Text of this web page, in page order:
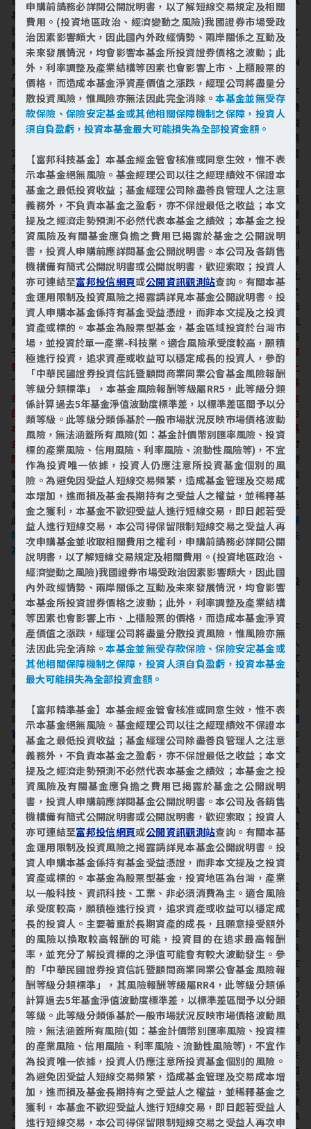
基金不同計價幣別之淨資產價值。為避免因受益人短線交易頻繁，
造成基金管理及交易成本增加，進而損及基金長期持有之受益人之
權益，並稀釋基金之獲利，本子基金不歡迎受益人進行短線交易。
短線交易之規範及處理請詳閱本基金公開說明書。投資遞延手續費N
A類型各計價類別受益權單位及NB類型各計價類別受益權單位者，
其手續費之收取將於買回時支付，且該費用將依持有期間而有所不
同，其餘費用之計收與前收手續費類型完全相同，亦不加計分銷費
用，請參閱本基金公開說明書。本子基金屬指數型基金，以追蹤
「標普500指數」表現為基金投資組合管理之目標，追求投資組合穩
定成長機會，「標普500指數」為美國股市具代表性指數，產業配置
多元分散在科技、金融、醫療、工業及消費等，未聚焦單一產業，
因此參酌「中華民國證券投資信託暨顧問商業同業公會基金風險報
酬等級分類標準」，其風險報酬等級為RR4，此等級分類係計算過
去5年基金淨值波動度標準差，以標準差區間予以分類等級。此等級
分類係基於一般市場狀況反映市場價格波動風險，無法涵蓋所有風
險(如：基金計價幣別匯率風險、投資標的產業風險、信用風險、利
率風險、流動性風險等)，不宜作為投資唯一依據，投資人仍應注意
所投資基金個別的風險。本基金以追蹤標的指數報酬為目標，因此
當標的指數價格波動劇烈時，基金之淨資產價值表現亦將有波動之
風險。此外國內外政經情勢、未來發展或現有法規之變動、標的指
數成分股流動性不足、交易對手之信用風險、利率風險、市場風
險、及標的指數有授權終止或其他必須更換之情事，均可能致生各
子基金報酬偏離標的指數之報酬之情形。基金配息不代表基金實際
報酬，且過去配息不代表未來配息；基金淨值可能因市場因素而上
下波動，於獲配息時須一併注意基金淨值之變動。經理公司依本基
金收益情況，決定應分配之收益金額，且不保證最低配息率。基金
的配息可能由基金的收益、本金或收益平準金中支付。任何涉及由
本金或收益平準金支出的部份，可能導致原始投資金額減損。本基
金進行配息前未先扣除應負擔之相關費用，近12個月內由本金支付
配息之相關資料公告於富邦投信公司網站。(投資地區政治、經濟變
動之風險)投資地區之政經情勢(例如罷工、暴動、戰爭、經濟制裁
等)或法規之變動，皆可能對本基金所參與的投資市場及投資工具之
報酬造成直接或間接的影響。經理公司將以嚴謹的投資決策來降低
此風險，惟不表示風險得以完全規避。本基金並無受存款保險、保
險安定基金或其他相關保障機制之保障，投資本基金最大可能損失
為全部投資金額。
【富邦美國傘型證券投資信託基金之富邦NASDAQ-100指數證券投
資信託基金(本基金之配息來源可能為本金及收益平準金)】
本基金經金融監督管理委員會或其指定機構同意核准或申報生效，
惟不表示本基金絕無風險。本證券投資信託事業以往之經理績效不
保證本基金之最低投資收益；本證券投資信託事業除盡善良管理人
之注意義務外，不負責本基金之盈虧，亦不保證最低之收益，本文
提及之經濟走勢預測不必然代表基金之績效；本基金之投資風險及
有關基金應負擔之費用已揭露於基金之公開說明書，投資人申購前
應詳閱基金公開說明書。本公司及各銷售機構備有簡式公開說明書
或公開說明書，歡迎索取；投資人亦可連結至富邦投信網頁或公開
資訊觀測站查詢。有關本基金運用限制及投資風險之揭露請詳見本
基金公開說明書。投資人申購本基金係持有基金受益憑證，而非本
文提及之投資資產或標的。NASDAQ 及其關係企業(以下統稱「Cor
porations」)並未贊助、認可、銷售或推廣本基金。Corporation
s未就本基金之合法性、適當性或準確性為說明和披露。Corporati
ons 概不就一般投資於證券或特定投資於本基金之適當性或 NASDA
Q-100Index®追蹤一般股票市場表現之能力向本基金受益人或公眾
作任何明示與暗示的保證。Corporations僅和經理公司存在授權其
使用NASDAQ®、NASDAQ-100®及 NASDAQ-100Index®等特定指
數、名稱及商標之關係。NASDAQ-100Index®由 NASDAQ確定、
組成及計算，無需考慮經理公司或本基金。NASDAQ 於確定、組成
或計算 NASDAQ-100Index®時概無義務去滿足經理公司或本基金
之需求。Corporations 概不負責且未參與確定本基金發行之時
間、價格或數量，亦不負責且不參與確定或計算本基金轉換為現金
之相關公式。Corporations 就本基金之管理、行銷或交易概不承
擔任何義務或法律責任。Corporations不保證NASDAQ-100INDE
X®或任何其他相關數據的準確性以及運算之穩定狀況。Corporatio
ns 就經理公司、本基金受益人或任何其他自然人或實體使用NASD
AQ-100INDEX®或任何其他相關數據造成之結果，概不作任何明示
或暗示之保證。Corporations對於使用NASDAQ-100INDEX®以及
其他相關數據之適銷性或針對某些特定目的之合適性概不作任何明
示或暗示保證，亦明確放棄為任何保證。針對前述事項以及其他未
能載明之狀況，Corporations概不對任何利潤損失、特定的、附加
的、懲罰性的、間接性的或結果性的損害承擔法律責任，即使其已
獲悉可能會發生該等損害，亦同。本基金計價幣別包含新臺幣與美
元計價二種計價幣別，如投資人以其他非本基金計價幣別之貨幣換
申購前請務必詳閱公開說明書，以了解短線交易規定及相關
費用。(投資地區政治、經濟變動之風險)我國證券市場受政
治因素影響頗大，因此國內外政經情勢、兩岸關係之互動及
未來發展情況，均會影響本基金所投資證券價格之波動；此
外，利率調整及產業結構等因素也會影響上市、上櫃股票的
價格，而造成本基金淨資產價值之漲跌，經理公司將盡量分
散投資風險，惟風險亦無法因此完全消除。本基金並無受存
款保險、保險安定基金或其他相關保障機制之保障，投資人
須自負盈虧，投資本基金最大可能損失為全部投資金額。
【富邦科技基金】本基金經金管會核准或同意生效，惟不表
示本基金絕無風險。基金經理公司以往之經理績效不保證本
基金之最低投資收益；基金經理公司除盡善良管理人之注意
義務外，不負責本基金之盈虧，亦不保證最低之收益；本文
提及之經濟走勢預測不必然代表本基金之績效；本基金之投
資風險及有關基金應負擔之費用已揭露於基金之公開說明
書，投資人申購前應詳閱基金公開說明書。本公司及各銷售
機構備有簡式公開說明書或公開說明書，歡迎索取；投資人
亦可連結至富邦投信網頁或公開資訊觀測站查詢。有關本基
金運用限制及投資風險之揭露請詳見本基金公開說明書。投
資人申購本基金係持有基金受益憑證，而非本文提及之投資
資產或標的。本基金為股票型基金，基金區域投資於台灣市
場，並投資於單一產業-科技業。適合風險承受度較高，願積
極進行投資，追求資產或收益可以穩定成長的投資人，參酌
「中華民國證券投資信託暨顧問商業同業公會基金風險報酬
等級分類標準」，本基金風險報酬等級屬RR5，此等級分類
係計算過去5年基金淨值波動度標準差，以標準差區間予以分
類等級。此等級分類係基於一般市場狀況反映市場價格波動
風險，無法涵蓋所有風險(如：基金計價幣別匯率風險、投資
標的產業風險、信用風險、利率風險、流動性風險等)，不宜
作為投資唯一依據，投資人仍應注意所投資基金個別的風
險。為避免因受益人短線交易頻繁，造成基金管理及交易成
本增加，進而損及基金長期持有之受益人之權益，並稀釋基
金之獲利，本基金不歡迎受益人進行短線交易，即日起若受
益人進行短線交易，本公司得保留限制短線交易之受益人再
次申購基金並收取相關費用之權利，申購前請務必詳閱公開
說明書，以了解短線交易規定及相關費用。(投資地區政治、
經濟變動之風險)我國證券市場受政治因素影響頗大，因此國
內外政經情勢、兩岸關係之互動及未來發展情況，均會影響
本基金所投資證券價格之波動；此外，利率調整及產業結構
等因素也會影響上市、上櫃股票的價格，而造成本基金淨資
產價值之漲跌，經理公司將盡量分散投資風險，惟風險亦無
法因此完全消除。本基金並無受存款保險、保險安定基金或
其他相關保障機制之保障，投資人須自負盈虧，投資本基金
最大可能損失為全部投資金額。
【富邦精準基金】本基金經金管會核准或同意生效，惟不表
示本基金絕無風險。基金經理公司以往之經理績效不保證本
基金之最低投資收益；基金經理公司除盡善良管理人之注意
義務外，不負責本基金之盈虧，亦不保證最低之收益；本文
提及之經濟走勢預測不必然代表本基金之績效；本基金之投
資風險及有關基金應負擔之費用已揭露於基金之公開說明
書，投資人申購前應詳閱基金公開說明書。本公司及各銷售
機構備有簡式公開說明書或公開說明書，歡迎索取；投資人
亦可連結至富邦投信網頁或公開資訊觀測站查詢。有關本基
金運用限制及投資風險之揭露請詳見本基金公開說明書。投
資人申購本基金係持有基金受益憑證，而非本文提及之投資
資產或標的。本基金為股票型基金，投資地區為台灣，產業
以一般科技、資訊科技、工業、非必須消費為主。適合風險
承受度較高，願積極進行投資，追求資產或收益可以穩定成
長的投資人。主要著重於長期資產的成長，且願意接受額外
的風險以換取較高報酬的可能，投資目的在追求最高報酬
率，並充分了解投資標的之淨值可能會有較大波動發生。參
酌「中華民國證券投資信託暨顧問商業同業公會基金風險報
酬等級分類標準」，其風險報酬等級屬RR4，此等級分類係
計算過去5年基金淨值波動度標準差，以標準差區間予以分類
等級。此等級分類係基於一般市場狀況反映市場價格波動風
險，無法涵蓋所有風險(如：基金計價幣別匯率風險、投資標
的產業風險、信用風險、利率風險、流動性風險等)，不宜作
為投資唯一依據，投資人仍應注意所投資基金個別的風險。
為避免因受益人短線交易頻繁，造成基金管理及交易成本增
加，進而損及基金長期持有之受益人之權益，並稀釋基金之
獲利，本基金不歡迎受益人進行短線交易，即日起若受益人
進行短線交易，本公司得保留限制短線交易之受益人再次申